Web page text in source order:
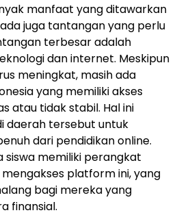
manfaat yang ditawarkan
juga tantangan yang perlu
terbesar adalah
dan internet. Meskipun
meningkat, masih ada
yang memiliki akses
atau tidak stabil. Hal ini
daerah tersebut untuk
dari pendidikan online.
siswa memiliki perangkat
platform ini, yang
bagi mereka yang
finansial.